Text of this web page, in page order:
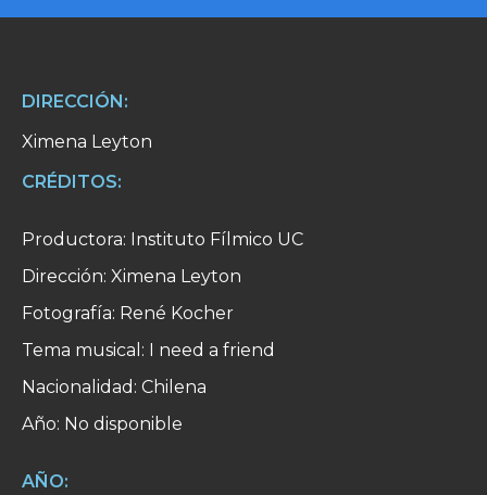
DIRECCIÓN:
Ximena Leyton
CRÉDITOS:
Productora: Instituto Fílmico UC
Dirección: Ximena Leyton
Fotografía: René Kocher
Tema musical: I need a friend
Nacionalidad: Chilena
Año: No disponible
AÑO: